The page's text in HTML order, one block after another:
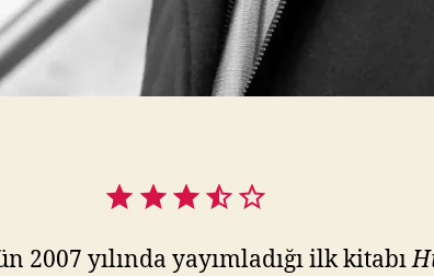
2007 yılında yayımladığı ilk kitabı